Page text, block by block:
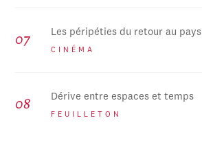
Les péripéties du retour au pays
CINÉMA
Dérive entre espaces et temps
FEUILLETON